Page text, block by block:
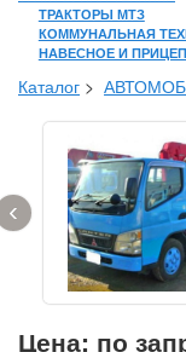
ТРАКТОРЫ МТЗ
КОММУНАЛЬНАЯ
НАВЕСНОЕ И
Каталог >
‹
Цена: по